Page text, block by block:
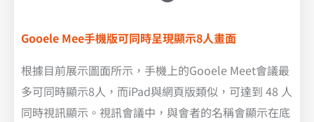
Gooele Mee手機版可同時呈現顯示8人畫面
根據目前展示圖面所示，手機上的Gooele Meet會議最
多可同時顯示8人，而iPad與網頁版類似，可達到 48 人
同時視訊顯示。視訊會議中，與會者的名稱會顯示在底